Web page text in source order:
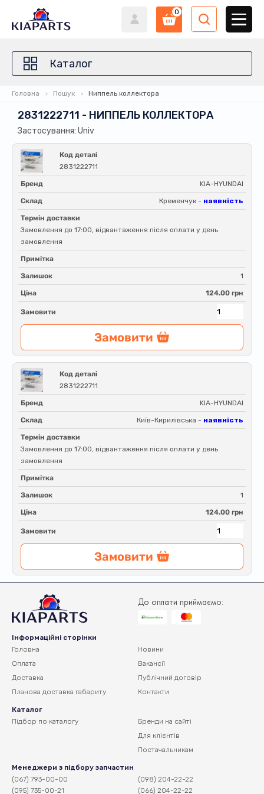
0
Каталог
Головна Пошук Ниппель коллектора
2831222711 - НИППЕЛЬ КОЛЛЕКТОРА
Застосування: Univ
Код деталі
2831222711
Бренд KIA-HYUNDAI
Склад Кременчук - наявність
Термін доставки
Замовлення до 17:00, відвантаження після оплати у день
замовлення
Примітка
Залишок 1
Ціна 124.00 грн
Замовити
Замовити
Код деталі
2831222711
Бренд KIA-HYUNDAI
Склад Київ-Кирилівська - наявність
Термін доставки
Замовлення до 17:00, відвантаження після оплати у день
замовлення
Примітка
Залишок 1
Ціна 124.00 грн
Замовити
Замовити
До оплати приймаємо:
Інформаційні сторінки
Головна
Оплата
Доставка
Планова доставка габариту
Новини
Вакансії
Публічний договір
Контакти
Каталог
Підбор по каталогу
Бренди на сайті
Для клієнтів
Постачальникам
Менеджери з підбору запчастин
(067) 793-00-00
(095) 735-00-21
(098) 204-22-22
(066) 204-22-22